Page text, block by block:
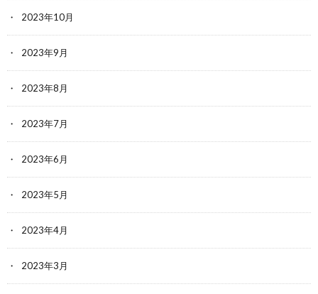
2023年10月
2023年9月
2023年8月
2023年7月
2023年6月
2023年5月
2023年4月
2023年3月